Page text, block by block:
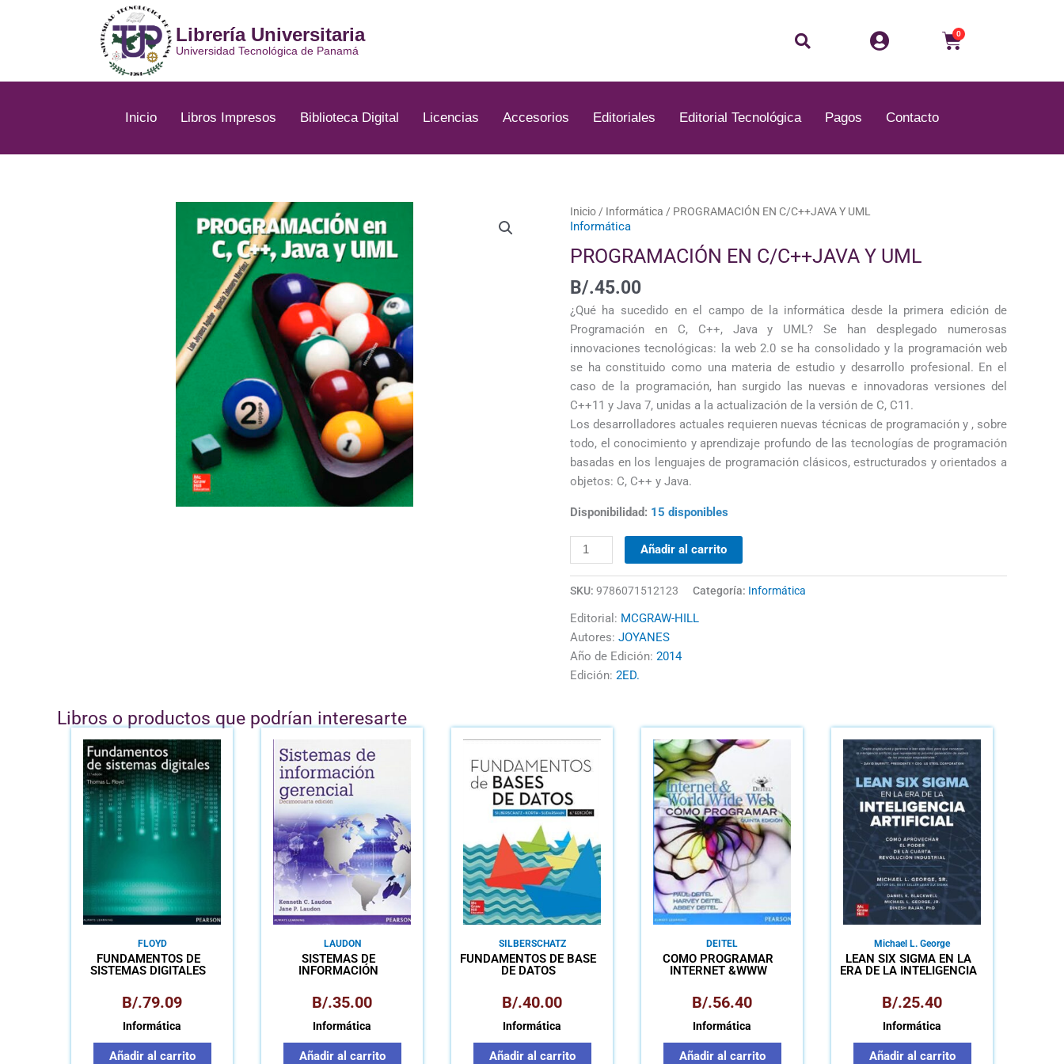
Librería Universitaria
Universidad Tecnológica de Panamá Buscar 0
Carrito
Inicio Libros Impresos Biblioteca Digital Licencias Accesorios Editoriales Editorial Tecnológica Pagos Contacto
Inicio / Informática / PROGRAMACIÓN EN C/C++JAVA Y UML
Informática
PROGRAMACIÓN EN C/C++JAVA Y UML
B/.45.00
¿Qué ha sucedido en el campo de la informática desde la primera edición de
Programación en C, C++, Java y UML? Se han desplegado numerosas
innovaciones tecnológicas: la web 2.0 se ha consolidado y la programación web
se ha constituido como una materia de estudio y desarrollo profesional. En el
caso de la programación, han surgido las nuevas e innovadoras versiones del
C++11 y Java 7, unidas a la actualización de la versión de C, C11.
Los desarrolladores actuales requieren nuevas técnicas de programación y , sobre
todo, el conocimiento y aprendizaje profundo de las tecnologías de programación
basadas en los lenguajes de programación clásicos, estructurados y orientados a
objetos: C, C++ y Java.
Disponibilidad: 15 disponibles
PROGRAMACIÓN
EN
C/C++JAVA
Y
UML
cantidad
Añadir al carrito
SKU: 9786071512123 Categoría: Informática
Editorial: MCGRAW-HILL
Autores: JOYANES
Año de Edición: 2014
Edición: 2ED.
Libros o productos que podrían interesarte
FLOYD
FUNDAMENTOS DE
SISTEMAS DIGITALES
B/.79.09
Informática
Añadir al carrito
LAUDON
SISTEMAS DE
INFORMACIÓN
B/.35.00
Informática
Añadir al carrito
SILBERSCHATZ
FUNDAMENTOS DE BASE
DE DATOS
B/.40.00
Informática
Añadir al carrito
DEITEL
CÓMO PROGRAMAR
INTERNET &WWW
B/.56.40
Informática
Añadir al carrito
Michael L. George
LEAN SIX SIGMA EN LA
ERA DE LA INTELIGENCIA
B/.25.40
Informática
Añadir al carrito